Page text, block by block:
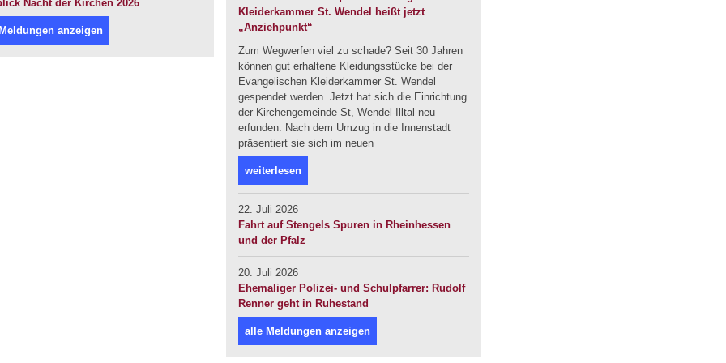
Nacht der Kirchen 2026
anzeigen
Kleiderkammer St. Wendel heißt jetzt
„Anziehpunkt“
Zum Wegwerfen viel zu schade? Seit 30 Jahren
können gut erhaltene Kleidungsstücke bei der
Evangelischen Kleiderkammer St. Wendel
gespendet werden. Jetzt hat sich die Einrichtung
der Kirchengemeinde St, Wendel-Illtal neu
erfunden: Nach dem Umzug in die Innenstadt
präsentiert sie sich im neuen
weiterlesen
22. Juli 2026
Fahrt auf Stengels Spuren in Rheinhessen
und der Pfalz
20. Juli 2026
Ehemaliger Polizei- und Schulpfarrer: Rudolf
Renner geht in Ruhestand
alle Meldungen anzeigen